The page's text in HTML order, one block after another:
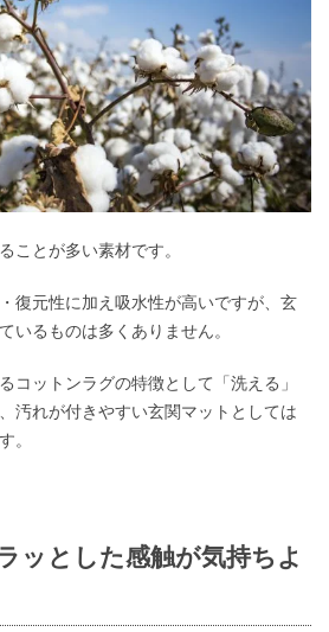
ことが多い素材です。
復元性に加え吸水性が高いですが、玄
いるものは多くありません。
コットンラグの特徴として「洗える」
汚れが付きやすい玄関マットとしては
。
ッとした感触が気持ちよ